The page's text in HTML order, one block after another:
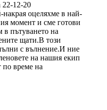
22-12-20
оцеляхме в най-
момент и сме готови
в пътуването на
щати.В този
с вълнение.И ние
на нашия екип
по време на